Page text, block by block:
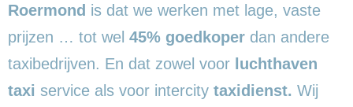
Roermond is dat we werken met lage, vaste
prijzen … tot wel 45% goedkoper dan andere
taxibedrijven. En dat zowel voor luchthaven
taxi service als voor intercity taxidienst. Wij